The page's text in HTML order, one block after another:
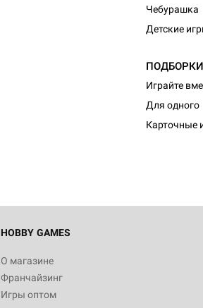
Чебурашка
Детские
ПОДБОРКИ
Играйте
Для одного
Карточные
HOBBY GAMES
О магазине
Франчайзинг
Игры оптом
Настольная игра Hobby World Монстры
Белая смерть
12 990
Настольная игра Hobby World Берсерк.